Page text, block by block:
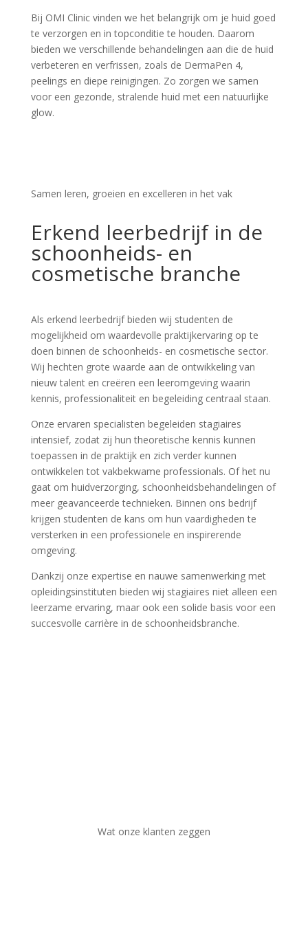
Bij OMI Clinic vinden we het belangrijk om je huid goed
te verzorgen en in topconditie te houden. Daarom
bieden we verschillende behandelingen aan die de huid
verbeteren en verfrissen, zoals de DermaPen 4,
peelings en diepe reinigingen. Zo zorgen we samen
voor een gezonde, stralende huid met een natuurlijke
glow.
Samen leren, groeien en excelleren in het vak
Erkend leerbedrijf in de
schoonheids- en
cosmetische branche
Als erkend leerbedrijf bieden wij studenten de
mogelijkheid om waardevolle praktijkervaring op te
doen binnen de schoonheids- en cosmetische sector.
Wij hechten grote waarde aan de ontwikkeling van
nieuw talent en creëren een leeromgeving waarin
kennis, professionaliteit en begeleiding centraal staan.
Onze ervaren specialisten begeleiden stagiaires
intensief, zodat zij hun theoretische kennis kunnen
toepassen in de praktijk en zich verder kunnen
ontwikkelen tot vakbekwame professionals. Of het nu
gaat om huidverzorging, schoonheidsbehandelingen of
meer geavanceerde technieken. Binnen ons bedrijf
krijgen studenten de kans om hun vaardigheden te
versterken in een professionele en inspirerende
omgeving.
Dankzij onze expertise en nauwe samenwerking met
opleidingsinstituten bieden wij stagiaires niet alleen een
leerzame ervaring, maar ook een solide basis voor een
succesvolle carrière in de schoonheidsbranche.
Wat onze klanten zeggen